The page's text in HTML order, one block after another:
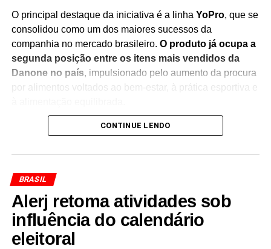
O principal destaque da iniciativa é a linha YoPro, que se
consolidou como um dos maiores sucessos da
companhia no mercado brasileiro. O produto já ocupa a
segunda posição entre os itens mais vendidos da
Danone no país, impulsionado pelo aumento da procura
por alimentos voltados ao bem-estar, à prática esportiva e
Segundo o CEO da Danone Brasil,Tiago Santos
consumidores, que têm buscado cada vez mais produtos
com alto teor de proteína e benefícios nutricionais. A
expectativa da empresa é fortalecer sua presença no
segmento e ampliar sua participação em um mercado que
segue em expansão.
Além de aumentar a capacidade produtiva,
CONTINUE LENDO
BRASIL
Alerj retoma atividades sob
influência do calendário
eleitoral